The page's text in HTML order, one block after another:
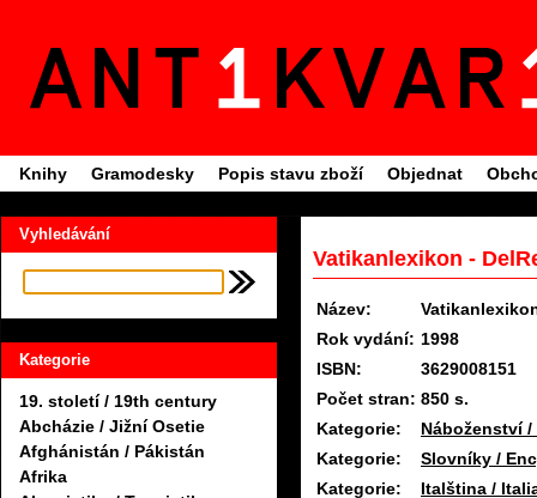
Knihy Gramodesky Popis stavu zboží Objednat
Vyhledávání
Kategorie
19. století / 19th century
Abcházie / Jižní Osetie
Afghánistán / Pákistán
Afrika
Vatikanlexikon -
Název:
Rok vydání: 1998
ISBN:
3629008151
Počet stran: 850 s.
Kategorie:
Náboženství /
Kategorie:
Slovníky /
Kategorie:
Italština /